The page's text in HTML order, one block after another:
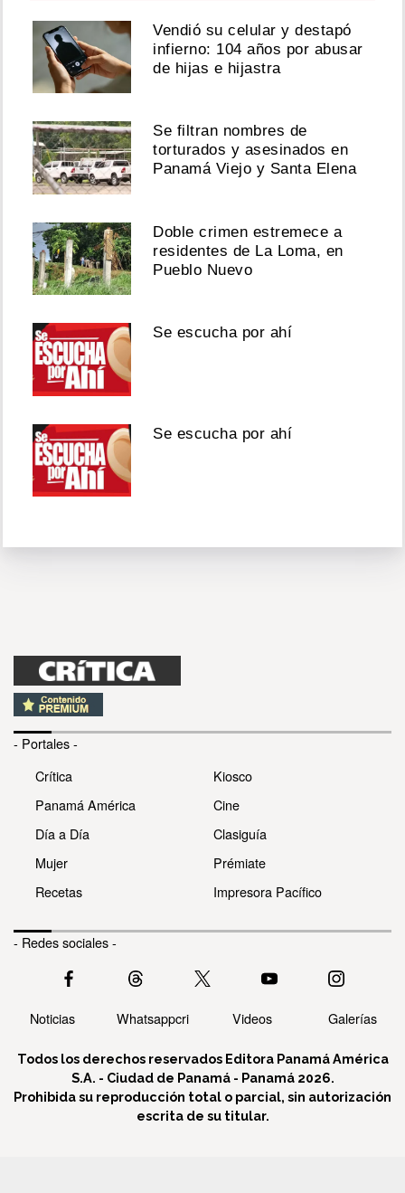
Vendió su celular y destapó
infierno: 104 años por abusar
de hijas e hijastra
Se filtran nombres de
torturados y asesinados en
Panamá Viejo y Santa Elena
Doble crimen estremece a
residentes de La Loma, en
Pueblo Nuevo
Se escucha por ahí
Se escucha por ahí
- Portales -
Crítica
Panamá América
Día a Día
Mujer
Recetas
Kiosco
Cine
Clasiguía
Prémiate
Impresora Pacífico
- Redes sociales -
Noticias Whatsappcri Videos Galerías
Todos los derechos reservados Editora Panamá América
S.A. - Ciudad de Panamá - Panamá 2026.
Prohibida su reproducción total o parcial, sin autorización
escrita de su titular.